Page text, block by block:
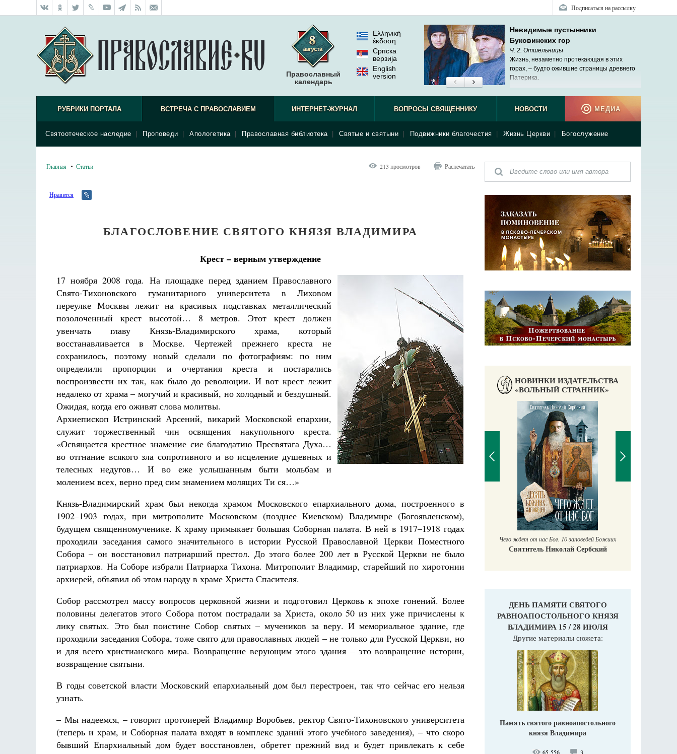
Подписаться на рассылку
Православный
календарь
Ελληνική
έκδοση
Српска
верзиjа
English
version
Невидимые пустынники
Буковинских гор
Ч. 2. Отшельницы
Жизнь, незаметно протекающая в этих
горах, – будто ожившие страницы древнего
Патерика.
РУБРИКИ ПОРТАЛА ВСТРЕЧА С ПРАВОСЛАВИЕМ
Святоотеческое наследие Проповеди Апологетика Православная библиотека Святые и святыни Подвижники благочестия Жизнь Церкви Богослужение
ИНТЕРНЕТ-ЖУРНАЛ ВОПРОСЫ СВЯЩЕННИКУ НОВОСТИ МЕДИА
Главная Статьи 213 просмотров Распечатать
Нравится
БЛАГОСЛОВЕНИЕ СВЯТОГО КНЯЗЯ ВЛАДИМИРА
Крест – верным утверждение
17 ноября 2008 года. На площадке перед зданием Православного
Свято-Тихоновского гуманитарного университета в Лиховом
переулке Москвы лежит на красивых подставках металлический
позолоченный крест высотой… 8 метров. Этот крест должен
увенчать главу Князь-Владимирского храма, который
восстанавливается в Москве. Чертежей прежнего креста не
сохранилось, поэтому новый сделали по фотографиям: по ним
определили пропорции и очертания креста и постарались
воспроизвести их так, как было до революции. И вот крест лежит
недалеко от храма – могучий и красивый, но холодный и бездушный.
Ожидая, когда его оживят слова молитвы.
Архиепископ Истринский Арсений, викарий Московской епархии,
служит торжественный чин освящения накупольного креста.
«Освящается крестное знамение сие благодатию Пресвятага Духа…
во отгнание всякого зла сопротивного и во исцеление душевных и
телесных недугов… И во еже услышанным быти мольбам и
молением всех, верно пред сим знамением молящих Ти ся…»
Князь-Владимирский храм был некогда храмом Московского епархиального дома, построенного в
1902–1903 годах, при митрополите Московском (позднее Киевском) Владимире (Богоявленском),
будущем священномученике. К храму примыкает большая Соборная палата. В ней в 1917–1918 годах
проходили заседания самого значительного в истории Русской Православной Церкви Поместного
Собора – он восстановил патриарший престол. До этого более 200 лет в Русской Церкви не было
патриархов. На Соборе избрали Патриарха Тихона. Митрополит Владимир, старейший по хиротонии
архиерей, объявил об этом народу в храме Христа Спасителя.
Собор рассмотрел массу вопросов церковной жизни и подготовил Церковь к эпохе гонений. Более
половины делегатов этого Собора потом пострадали за Христа, около 50 из них уже причислены к
лику святых. Это был поистине Собор святых – мучеников за веру. И мемориальное здание, где
проходили заседания Собора, тоже свято для православных людей – не только для Русской Церкви, но
и для всего христианского мира. Возвращение верующим этого здания – это возвращение истории,
возвращение святыни.
В годы советской власти Московский епархиальный дом был перестроен, так что сейчас его нельзя
узнать.
– Мы надеемся, – говорит протоиерей Владимир Воробьев, ректор Свято-Тихоновского университета
(теперь и храм, и Соборная палата входят в комплекс зданий этого учебного заведения), – что скоро
бывший Епархиальный дом будет восстановлен, обретет прежний вид и будет привлекать к себе
НОВИНКИ ИЗДАТЕЛЬСТВА
«ВОЛЬНЫЙ СТРАННИК»
Разлуки не будет
Фредерика де Грааф Как найти своё место в жизни
Кирилл Мурышев
Великомученик Георгий Победоносец. Научись у
святого
Роман Котов
Чего ждет от нас Бог. 10 заповедей Божиих
Святитель Николай Сербский
ДЕНЬ ПАМЯТИ СВЯТОГО
РАВНОАПОСТОЛЬНОГО КНЯЗЯ
ВЛАДИМИРА 15 / 28 ИЮЛЯ
Другие материалы сюжета:
Память святого равноапостольного
князя Владимира
65 556 3